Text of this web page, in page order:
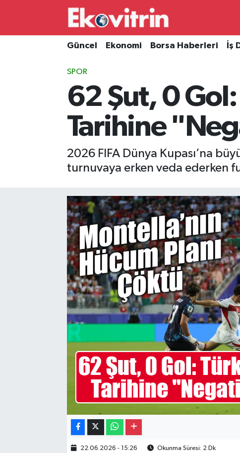
Güncel Ekonomi Borsa Haberleri İş
SPOR
62 Şut, 0
Tarihine
2026 FIFA Dünya Kupası’na
turnuvaya erken veda ederken
22.06.2026 - 15:26 Okunma Süresi: 2 Dk
Güncel
Borsa Haberleri
İş Dünyası
Gayrimenkul
Hava Durumu
Süper Lig Puan Durumu ve Fikstür
Tüm Manşetler
Son Dakika Haberleri
Haber Arşivi